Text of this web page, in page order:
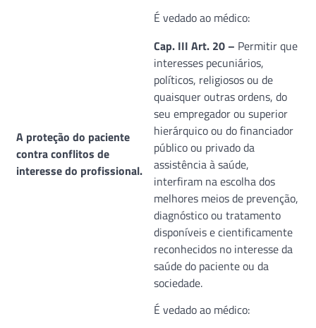
A proteção do paciente
contra conflitos de
interesse do profissional.
É vedado ao médico:
Cap. III Art. 20 – Permitir que
interesses pecuniários,
políticos, religiosos ou de
quaisquer outras ordens, do
seu empregador ou superior
hierárquico ou do financiador
público ou privado da
assistência à saúde,
interfiram na escolha dos
melhores meios de prevenção,
diagnóstico ou tratamento
disponíveis e cientificamente
reconhecidos no interesse da
saúde do paciente ou da
sociedade.
É vedado ao médico: